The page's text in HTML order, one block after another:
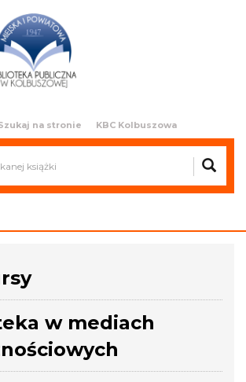
Biblioteka
Kolbuszowej
na stronie KBC Kolbuszowa
w mediach